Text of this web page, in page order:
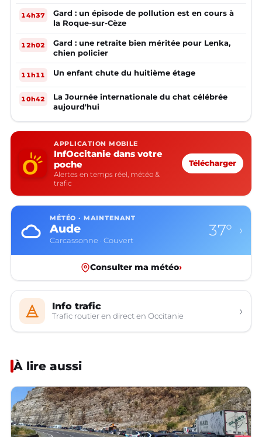
14h37
Gard : un épisode de pollution est en cours à
la Roque-sur-Cèze
12h02
Gard : une retraite bien méritée pour Lenka,
chien policier
11h11 Un enfant chute du huitième étage
10h42
La Journée internationale du chat célébrée
aujourd'hui
APPLICATION MOBILE
InfOccitanie dans votre
poche
Alertes en temps réel, météo &
trafic
Télécharger
MÉTÉO · MAINTENANT
Aude
Carcassonne · Couvert
37° ›
Consulter ma météo›
Info trafic
Trafic routier en direct en Occitanie ›
À lire aussi